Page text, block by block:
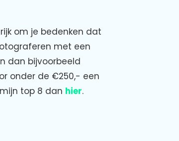
om je bedenken dat
met een
dan bijvoorbeeld
onder de €250,- een
mijn top 8 dan hier.